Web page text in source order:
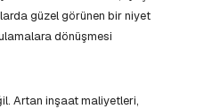
güzel görünen bir niyet
dönüşmesi
Artan inşaat maliyetleri,